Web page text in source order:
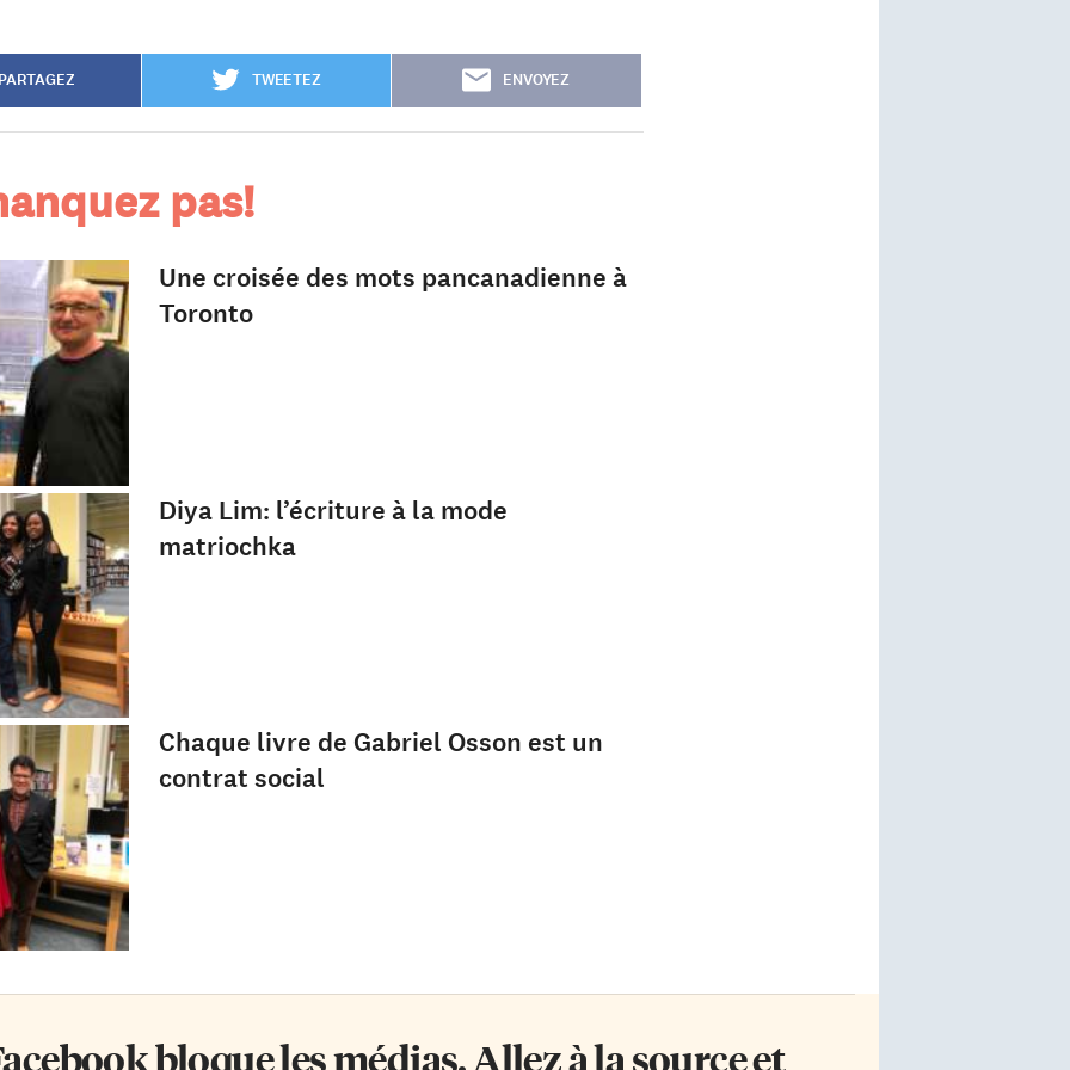
TWEETEZ ENVOYEZ
pas!
Une croisée des mots pancanadienne à
Toronto
Diya Lim: l’écriture à la mode
matriochka
Chaque livre de Gabriel Osson est un
contrat social
bloque les médias. Allez à la source et